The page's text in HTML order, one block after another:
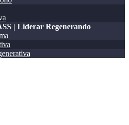
| Liderar Regenerando